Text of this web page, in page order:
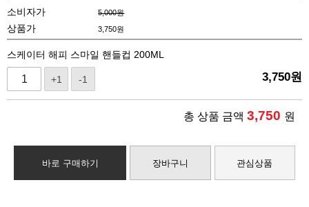
소비자가 5,000원
상품가 3,750원
스케이터 해피 스마일 핸들컵 200ML
+1 -1 3,750원
총 상품 금액 3,750 원
바로 구매하기 장바구니 관심상품